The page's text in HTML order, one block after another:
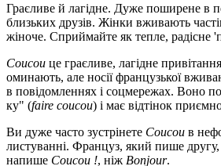
Граєливе й лагідне. Дуже поширене в
близьких друзів. Жінки вживають
жіноче. Сприймайте як тепле, радісне
Coucou це граєливе, лагідне
оминають, але носії французької
в повідомленнях і соцмережах. Воно
ку" (faire coucou) і має відтінок
Ви дуже часто зустрінете Coucou в
листуванні. Француз, який пише другу,
напише Coucou !, ніж Bonjour.